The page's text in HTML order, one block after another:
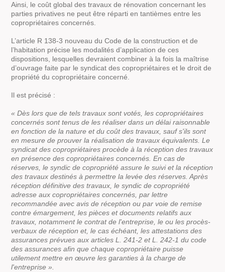
Ainsi, le coût global des travaux de rénovation concernant les
parties privatives ne peut être réparti en tantièmes entre les
copropriétaires concernés.
L’article R 138-3 nouveau du Code de la construction et de
l’habitation précise les modalités d’application de ces
dispositions, lesquelles devraient combiner à la fois la maîtrise
d’ouvrage faite par le syndicat des copropriétaires et le droit de
propriété du copropriétaire concerné.
Il est précisé :
« Dès lors que de tels travaux sont votés, les copropriétaires
concernés sont tenus de les réaliser dans un délai raisonnable
en fonction de la nature et du coût des travaux, sauf s'ils sont
en mesure de prouver la réalisation de travaux équivalents. Le
syndicat des copropriétaires procède à la réception des travaux
en présence des copropriétaires concernés. En cas de
réserves, le syndic de copropriété assure le suivi et la réception
des travaux destinés à permettre la levée des réserves. Après
réception définitive des travaux, le syndic de copropriété
adresse aux copropriétaires concernés, par lettre
recommandée avec avis de réception ou par voie de remise
contre émargement, les pièces et documents relatifs aux
travaux, notamment le contrat de l'entreprise, le ou les procès-
verbaux de réception et, le cas échéant, les attestations des
assurances prévues aux articles L. 241-2 et L. 242-1 du code
des assurances afin que chaque copropriétaire puisse
utilement mettre en œuvre les garanties à la charge de
l'entreprise ».